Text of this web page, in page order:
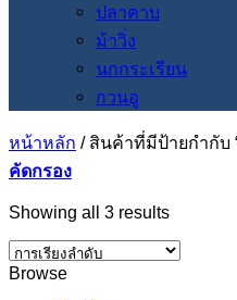
ปลาคาบ
ม้าวิ่ง
นกกระเรียน
กวนอู
หน้าหลัก /สินค้าที่มีป้ายกำกับ
คัดกรอง
Showing all 3 results
Browse